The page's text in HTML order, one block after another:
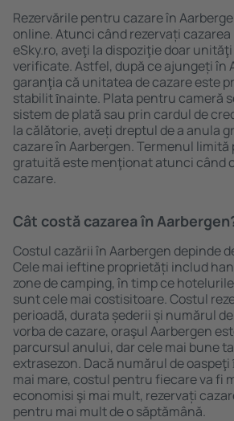
Rezervările pentru cazare în
online. Atunci când rezervați
eSky.ro, aveţi la dispoziţie doar
verificate. Astfel, după ce ajungeți în
garanţia că unitatea de cazare este
stabilit ȋnainte. Plata pentru cameră
sistem de plată sau prin cardul de
la călătorie, aveți dreptul de a anula
cazare în Aarbergen. Termenul
gratuită este menţionat atunci când
cazare.
Cât costă cazarea în
Costul cazării în Aarbergen depinde
Cele mai ieftine proprietăți includ
zone de camping, în timp ce
sunt cele mai costisitoare. Costul
perioadă, durata șederii și numărul
vorba de cazare, oraşul Aarbergen
parcursul anului, dar cele mai bune
extrasezon. Dacă numărul de
mai mare, costul pentru fiecare va fi
economisi şi mai mult, rezervați
pentru mai mult de o săptămână.